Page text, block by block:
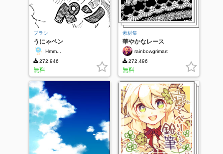
ブラシ
うにゃペン
Hmm...
272,946
無料
素材集
華やかなレース
rainbowgrimart
272,496
無料